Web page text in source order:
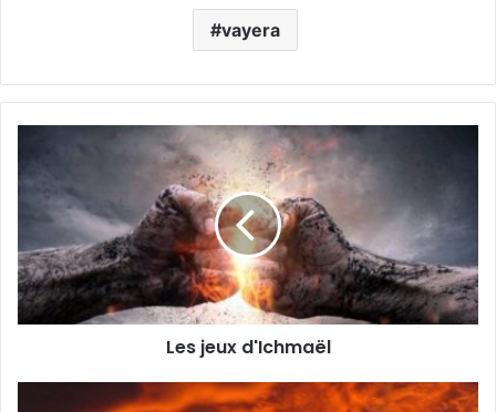
vayera
Les jeux d'Ichmaël